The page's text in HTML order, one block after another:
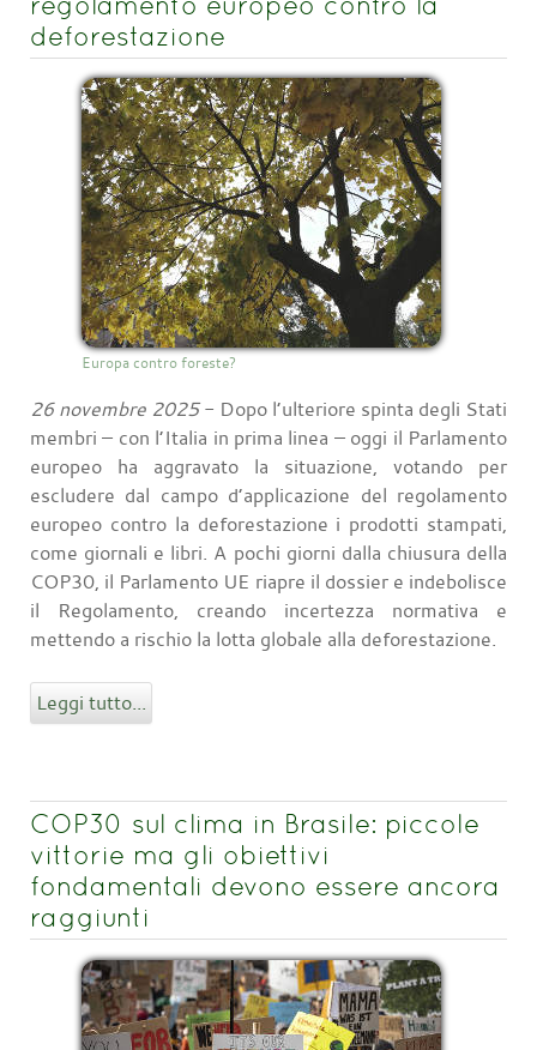
deforestazione
Europa contro foreste?
26 novembre 2025- Dopo l’ulteriore spinta degli Stati
membri – con l’Italia in prima linea – oggi il Parlamento
europeo ha aggravato la situazione, votando per
escludere dal campo d’applicazione del regolamento
europeo contro la deforestazione i prodotti stampati,
come giornali e libri. A pochi giorni dalla chiusura della
COP30, il Parlamento UE riapre il dossier e indebolisce
il Regolamento, creando incertezza normativa e
mettendo a rischio la lotta globale alla deforestazione.
Leggi tutto...
COP30 sul clima in Brasile: piccole
vittorie ma gli obiettivi
fondamentali devono essere ancora
raggiunti